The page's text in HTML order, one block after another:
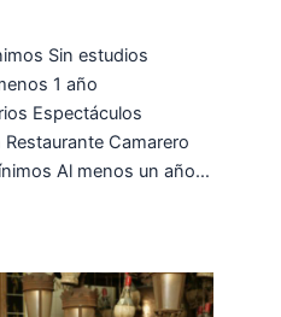
Sin estudios
1 año
Espectáculos
Camarero
Al menos un año…